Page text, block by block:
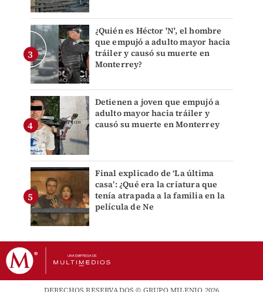
¿Quién es Héctor 'N', el hombre
que empujó a adulto mayor hacia
tráiler y causó su muerte en
Monterrey?
Detienen a joven que empujó a
adulto mayor hacia tráiler y
causó su muerte en Monterrey
Final explicado de ‘La última
casa’: ¿Qué era la criatura que
tenía atrapada a la familia en la
película de Ne